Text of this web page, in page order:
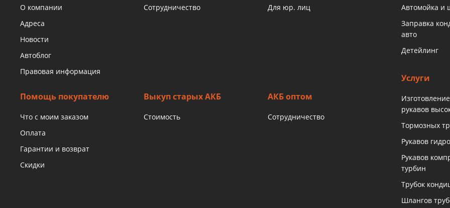
О компании
Адреса
Новости
Автоблог
Правовая информация
Сотрудничество Для юр. лиц
Помощь покупателю
Что с моим заказом
Оплата
Гарантии и возврат
Скидки
Выкуп старых АКБ
Стоимость
АКБ оптом
Сотрудничество
Автомойка и
Заправка
авто
Детейлинг
Услуги
рукавов
Тормозных
Рукавов
Рукавов
турбин
Трубок
Шлангов